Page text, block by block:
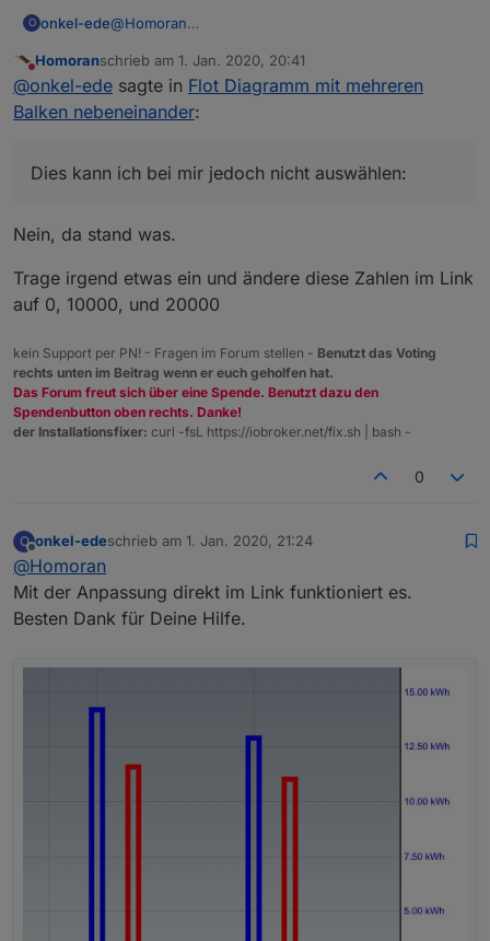
O onkel-ede@Homoran
edit öffne, sieht es so aus, wie es soll.
Habe alles identisch zu Dir eingestellt.
Einzig der x-offset ist unterschiedlich.
Der oberste Datenpunkt hat bei Dir 0s und die
Dies kann ich bei mir jedoch nicht auswählen:
Nicht stören
Homoranschrieb am 1. Jan. 2020, 20:41
zuletzt editiert von
@onkel-ede sagte in Flot Diagramm mit mehreren
Balken nebeneinander:
Dies kann ich bei mir jedoch nicht auswählen:
Nein, da stand was.
Trage irgend etwas ein und ändere diese Zahlen im Link
auf 0, 10000, und 20000
kein Support per PN! - Fragen im Forum stellen - Benutzt das Voting
rechts unten im Beitrag wenn er euch geholfen hat.
Das Forum freut sich über eine Spende. Benutzt dazu den
Spendenbutton oben rechts. Danke!
der Installationsfixer: curl -fsL https://iobroker.net/fix.sh | bash -
0
O
Offline
onkel-edeschrieb am 1. Jan. 2020, 21:24
zuletzt editiert von
@Homoran
Mit der Anpassung direkt im Link funktioniert es.
Besten Dank für Deine Hilfe.